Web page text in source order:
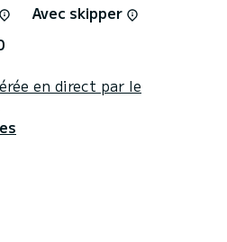
Avec skipper
en direct par le